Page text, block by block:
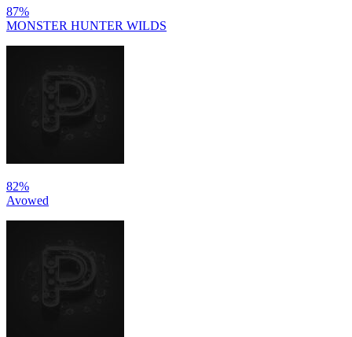
87%
MONSTER HUNTER WILDS
82%
Avowed